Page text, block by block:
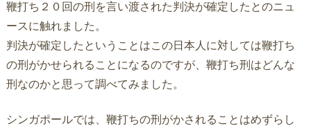
鞭打ち２０回の刑を言い渡された判決が確定したとのニュ
ースに触れました。
判決が確定したということはこの日本人に対しては鞭打ち
の刑がかせられることになるのですが、鞭打ち刑はどんな
刑なのかと思って調べてみました。
シンガポールでは、鞭打ちの刑がかされることはめずらし